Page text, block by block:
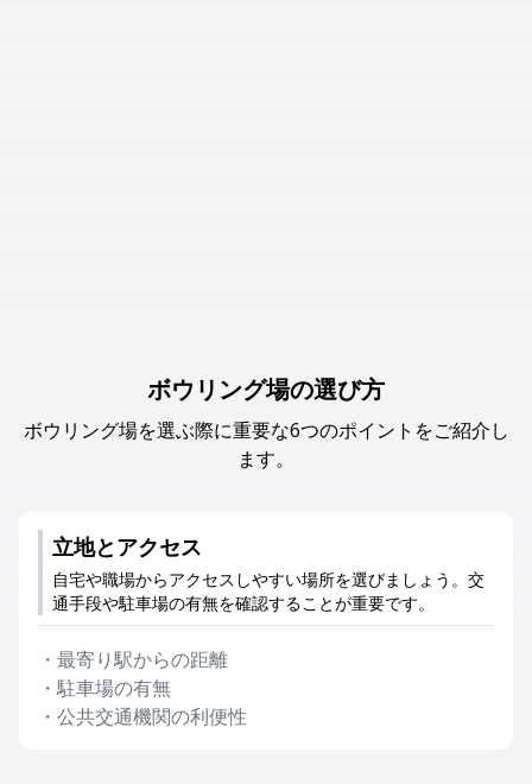
ボウリング場の選び方
ボウリング場を選ぶ際に重要な6つのポイントをご紹介し
ます。
立地とアクセス
自宅や職場からアクセスしやすい場所を選びましょう。交
通手段や駐車場の有無を確認することが重要です。
・ 最寄り駅からの距離
・駐車場の有無
・ 公共交通機関の利便性